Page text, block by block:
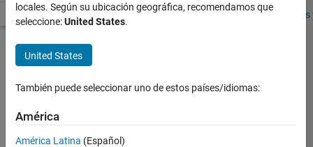
Visión general Búsqueda de empleo Oficinas locales
Buscar más
empleos
Compiler
Engineer
LLVM
locales. Según su ubicación geográfica, recomendamos que
seleccione:United States.
United States
También puede seleccionar uno de estos países/idiomas:
América
América Latina (Español)